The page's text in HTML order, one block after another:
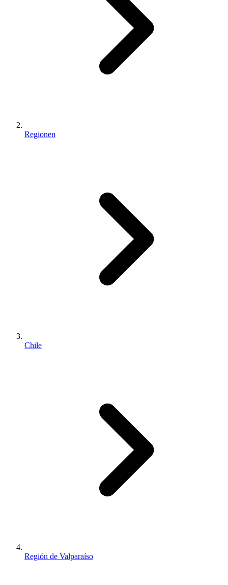
Regionen
Chile
Región de Valparaíso